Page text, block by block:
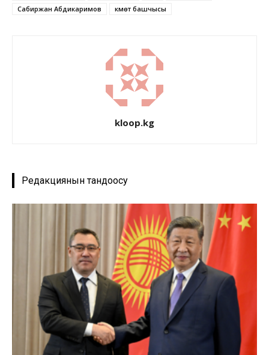
Сабиржан Абдикаримов Өкмөт башчысы
kloop.kg
Редакциянын тандоосу